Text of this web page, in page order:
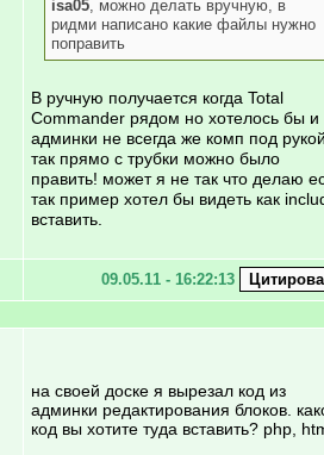
isa05 , можно делать вручную, в
ридми написано какие файлы нужно
поправить
В ручную получается когда Total
Commander рядом но хотелось бы и
админки не всегда же комп под
так прямо с трубки можно было
править! может я не так что делаю
так пример хотел бы видеть как
вставить.
09.05.11 - 16:22:13
на своей доске я вырезал код из
админки редактирования блоков.
код вы хотите туда вставить? php,